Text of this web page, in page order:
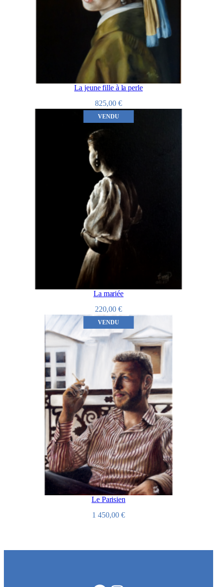
La jeune fille à la perle
825,00 €
VENDU
La mariée
220,00 €
VENDU
Le Parisien
1 450,00 €